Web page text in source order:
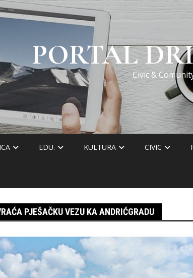
PORTAL
Civic &
EDU. KULTURA CIVIC
PJEŠAČKU VEZU KA ANDRIĆGRADU